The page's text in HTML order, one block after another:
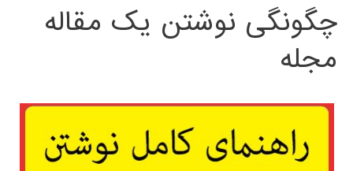
چگونگی نوشتن یک مقاله
مجله